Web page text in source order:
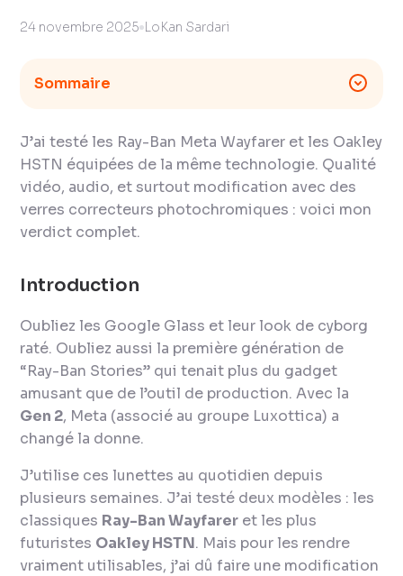
24 novembre 2025 LoKan Sardari
Sommaire
J’ai testé les Ray-Ban Meta Wayfarer et les Oakley
HSTN équipées de la même technologie. Qualité
vidéo, audio, et surtout modification avec des
verres correcteurs photochromiques : voici mon
verdict complet.
Introduction
Oubliez les Google Glass et leur look de cyborg
raté. Oubliez aussi la première génération de
“Ray-Ban Stories” qui tenait plus du gadget
amusant que de l’outil de production. Avec la
Gen 2, Meta (associé au groupe Luxottica) a
changé la donne.
J’utilise ces lunettes au quotidien depuis
plusieurs semaines. J’ai testé deux modèles : les
classiques Ray-Ban Wayfarer et les plus
futuristes Oakley HSTN. Mais pour les rendre
vraiment utilisables, j’ai dû faire une modification